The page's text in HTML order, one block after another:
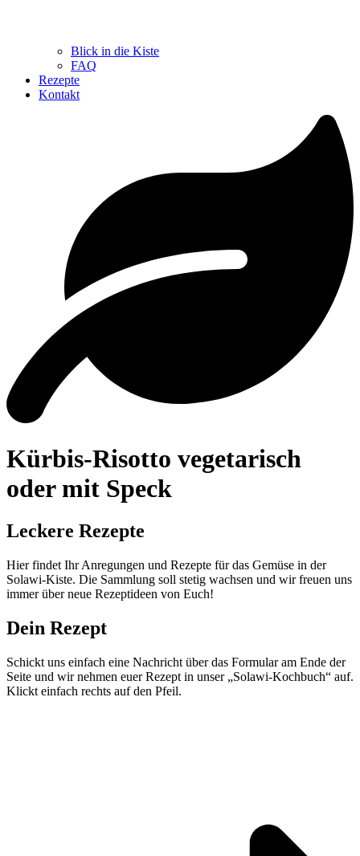
Blick in die Kiste
FAQ
Rezepte
Kontakt
Kürbis-Risotto vegetarisch
oder mit Speck
Leckere Rezepte
Hier findet Ihr Anregungen und Rezepte für das Gemüse in der
Solawi-Kiste. Die Sammlung soll stetig wachsen und wir freuen uns
immer über neue Rezeptideen von Euch!
Dein Rezept
Schickt uns einfach eine Nachricht über das Formular am Ende der
Seite und wir nehmen euer Rezept in unser „Solawi-Kochbuch“ auf.
Klickt einfach rechts auf den Pfeil.